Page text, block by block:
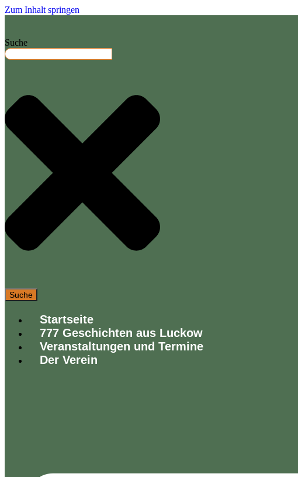
Zum Inhalt springen
Suche
Suche
Startseite
777 Geschichten aus Luckow
Veranstaltungen und Termine
Der Verein